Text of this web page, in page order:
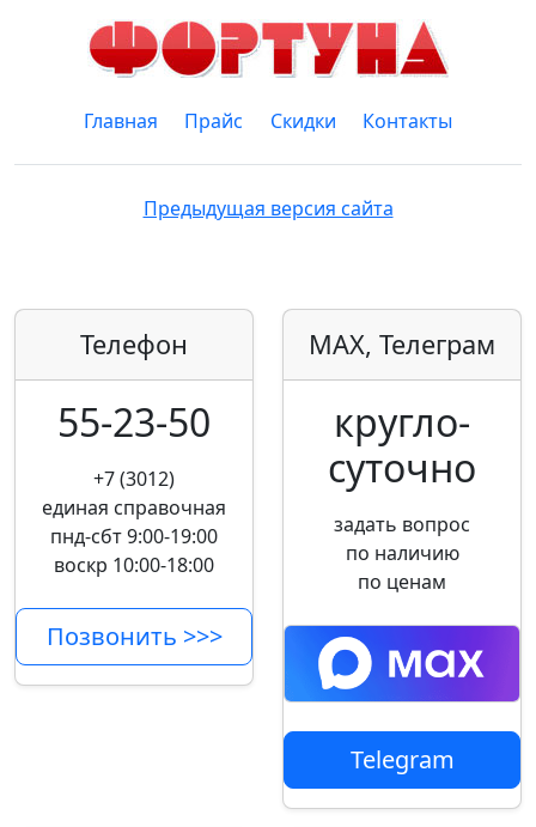
Главная Прайс Скидки Контакты
Предыдущая версия сайта
Телефон
55-23-50
+7 (3012)
единая справочная
пнд-сбт 9:00-19:00
воскр 10:00-18:00
Позвонить >>>
MAX, Телеграм
кругло­
суточно
задать вопрос
по наличию
по ценам
Telegram